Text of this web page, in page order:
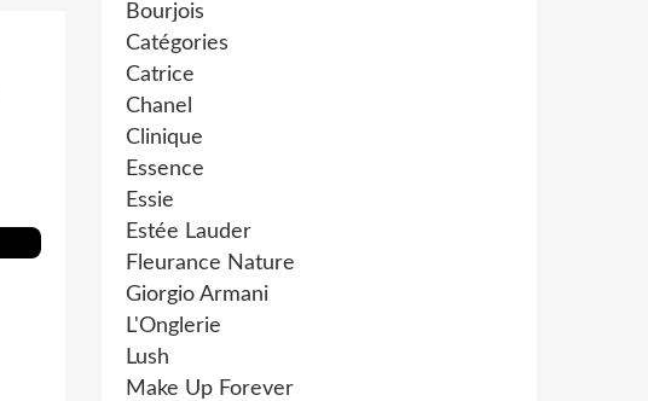
Bourjois
Catégories
Catrice
Chanel
Clinique
Essence
Essie
Estée Lauder
Fleurance Nature
Giorgio Armani
L'Onglerie
Lush
Make Up Forever